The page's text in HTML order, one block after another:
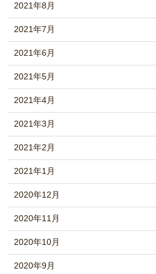
2021年8月
2021年7月
2021年6月
2021年5月
2021年4月
2021年3月
2021年2月
2021年1月
2020年12月
2020年11月
2020年10月
2020年9月